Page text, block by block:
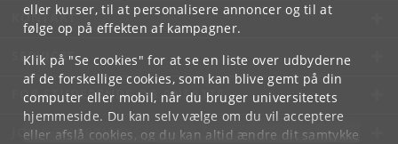
eller kurser, til at personalisere annoncer og til at
følge op på effekten af kampagner.
Klik på "Se cookies" for at se en liste over udbyderne
af de forskellige cookies, som kan blive gemt på din
computer eller mobil, når du bruger universitetets
hjemmeside. Du kan selv vælge om du vil acceptere
eller afslå cookies, og du kan altid ændre dit samtykke
KONTAKT
SERVICES
FOR STUDERENDE OG ANSATTE
JOB OG KARRIERE